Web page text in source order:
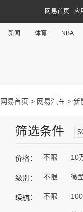
网易首页 应
新闻 体育 NBA
网易首页 > 网易汽车 > 新
筛选条件
价格： 不限 10
级别： 不限 微
续航： 不限